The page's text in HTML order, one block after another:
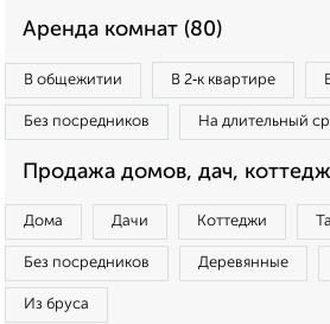
Аренда комнат (80)
В общежитии В 2‑к квартире
Без посредников На длительный
Продажа домов, дач,
Дома Дачи Коттеджи
Без посредников Деревянные
Из бруса